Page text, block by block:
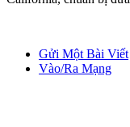
Gửi Một Bài Viết
Vào/Ra Mạng